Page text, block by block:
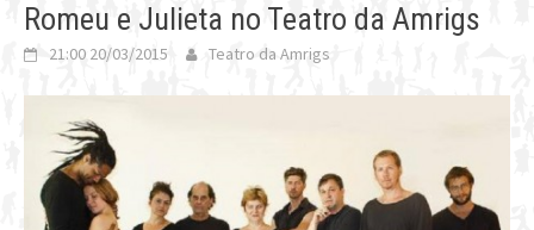
Romeu e Julieta no Teatro da Amrigs
21:00 20/03/2015 Teatro da Amrigs